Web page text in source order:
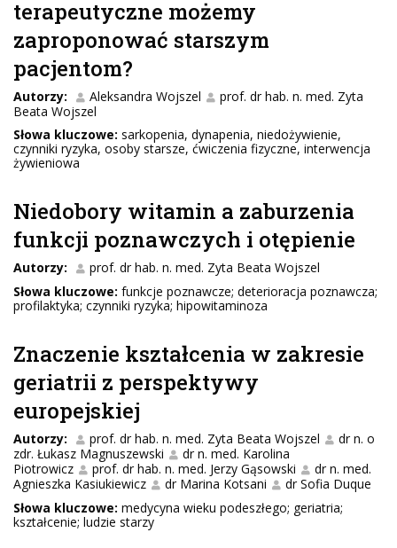
terapeutyczne możemy
zaproponować starszym
pacjentom?
Autorzy: Aleksandra Wojszel
prof. dr hab. n. med. Zyta
Beata Wojszel
Słowa kluczowe: sarkopenia, dynapenia, niedożywienie,
czynniki ryzyka, osoby starsze, ćwiczenia fizyczne, interwencja
żywieniowa
Niedobory witamin a zaburzenia
funkcji poznawczych i otępienie
Autorzy:
prof. dr hab. n. med. Zyta Beata Wojszel
Słowa kluczowe: funkcje poznawcze; deterioracja poznawcza;
profilaktyka; czynniki ryzyka; hipowitaminoza
Znaczenie kształcenia w zakresie
geriatrii z perspektywy
europejskiej
Autorzy: prof. dr hab. n. med. Zyta Beata Wojszel
dr n. o
zdr. Łukasz Magnuszewski
dr n. med. Karolina
Piotrowicz
prof. dr hab. n. med. Jerzy Gąsowski
dr n. med.
Agnieszka Kasiukiewicz
dr Marina Kotsani
dr Sofia Duque
Słowa kluczowe: medycyna wieku podeszłego; geriatria;
kształcenie; ludzie starzy